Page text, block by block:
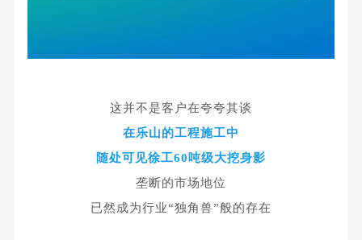
这并不是客户在夸夸其谈
在乐山的工程施工中
随处可见徐工60吨级大挖身影
垄断的市场地位
已然成为行业“独角兽”般的存在